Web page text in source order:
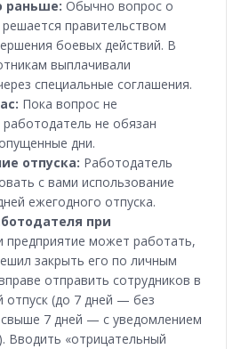
раньше: Обычно вопрос о
правительством
боевых действий. В
выплачивали
специальные соглашения.
Пока вопрос не
работодатель не обязан
дни.
отпуска: Работодатель
с вами использование
ежегодного отпуска.
при
предприятие может работать,
закрыть его по личным
отправить сотрудников в
отпуск (до 7 дней — без
7 дней — с уведомлением
Вводить «отрицательный